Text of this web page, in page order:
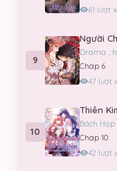
61 lượt
9
Drama ,
Chap 6
47 lượt
10
Bách Hợp
Chap 10
42 lượt